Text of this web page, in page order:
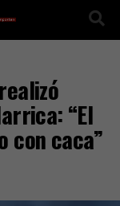
“El
con caca”